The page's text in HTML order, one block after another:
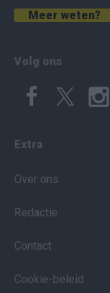
Meer weten?
Volg ons
Extra
Over ons
Redactie
Contact
Cookie-beleid